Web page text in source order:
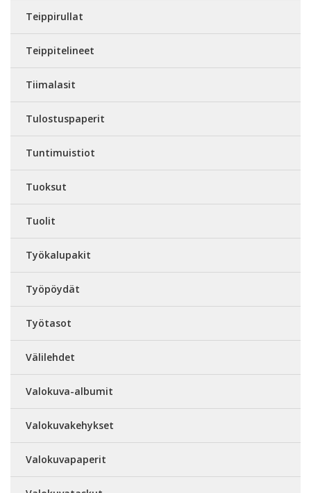
Teippirullat
Teippitelineet
Tiimalasit
Tulostuspaperit
Tuntimuistiot
Tuoksut
Tuolit
Työkalupakit
Työpöydät
Työtasot
Välilehdet
Valokuva-albumit
Valokuvakehykset
Valokuvapaperit